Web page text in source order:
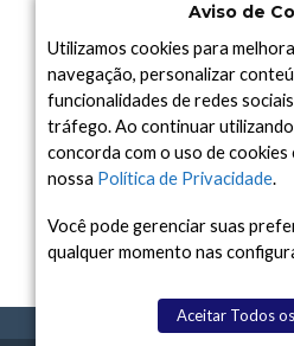
UNIVERSO
VÍDEO
Arquivo
Arquivo
Aviso de
Utilizamos cookies para
navegação, personalizar
funcionalidades de redes
tráfego. Ao continuar
concorda com o uso de
nossa Política de Privacidade.
Você pode gerenciar suas
qualquer momento nas
Aceitar Todos